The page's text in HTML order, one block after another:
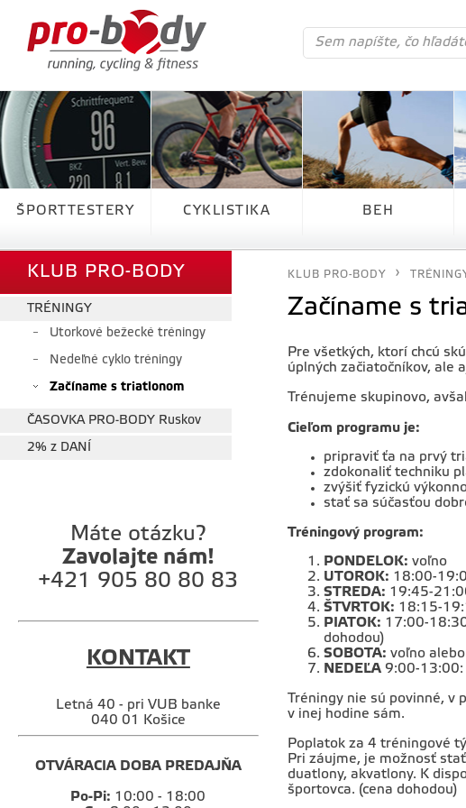
ŠPORTTESTERY CYKLISTIKA BEH
KLUB PRO-BODY
TRÉNINGY
Utorkové bežecké tréningy
Nedeľné cyklo tréningy
Začíname s triatlonom
ČASOVKA PRO-BODY Ruskov
2% z DANÍ
Máte otázku?
Zavolajte nám!
+421 905 80 80 83
KONTAKT
Letná 40 - pri VUB banke
040 01 Košice
OTVÁRACIA DOBA PREDAJŇA
Po-Pi: 10:00 - 18:00
KLUB PRO-BODY
Začíname s
Pre všetkých, ktorí chcú
úplných začiatočníkov, ale
Trénujeme skupinovo,
Cieľom programu je:
pripraviť ťa na prvý
zdokonaliť techniku
zvýšiť fyzickú
stať sa súčasťou
Tréningový program:
PONDELOK: voľno
UTOROK: 18:00-
STREDA: 19:45-
ŠTVRTOK: 18:15-
PIATOK: 17:00-
dohodou)
SOBOTA: voľno
NEDEĽA9:00-13:00:
Tréningy nie sú povinné,
v inej hodine sám.
Poplatok za 4 tréningové
Pri záujme, je možnosť
duatlony, akvatlony. K
športovca. (cena dohodou)